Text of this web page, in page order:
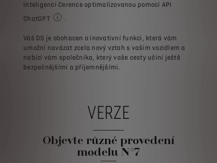
inteligenci Cerence optimalizovanou pomocí API
ChatGPT
.
Váš DS je obohacen o inovativní funkci, která vám
umožní navázat zcela nový vztah s vaším vozidlem a
nabízí vám společníka, který vaše cesty učiní ještě
bezpečnějšími a příjemnějšími.
VERZE
Objevte různé provedení
modelu N°7